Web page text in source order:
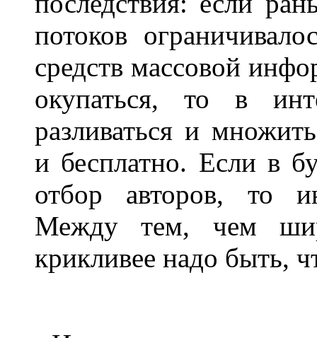
потоков
средств массовой
окупаться, то в
разливаться и
и бесплатно. Если в
отбор авторов, то
Между тем, чем
крикливее надо быть,